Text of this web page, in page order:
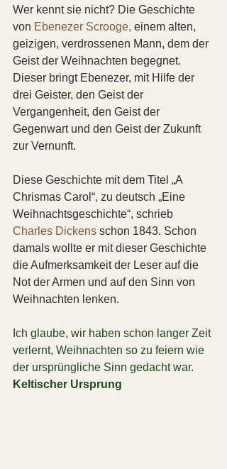
Wer kennt sie nicht? Die Geschichte
von Ebenezer Scrooge, einem alten,
geizigen, verdrossenen Mann, dem der
Geist der Weihnachten begegnet.
Dieser bringt Ebenezer, mit Hilfe der
drei Geister, den Geist der
Vergangenheit, den Geist der
Gegenwart und den Geist der Zukunft
zur Vernunft.
Diese Geschichte mit dem Titel „A
Chrismas Carol“, zu deutsch „Eine
Weihnachtsgeschichte“, schrieb
Charles Dickens schon 1843. Schon
damals wollte er mit dieser Geschichte
die Aufmerksamkeit der Leser auf die
Not der Armen und auf den Sinn von
Weihnachten lenken.
Ich glaube, wir haben schon langer Zeit
verlernt, Weihnachten so zu feiern wie
der ursprüngliche Sinn gedacht war.
Keltischer Ursprung